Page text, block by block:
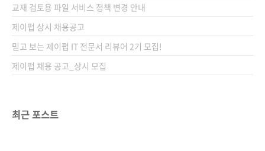
교재 검토용 파일 서비스 정책 변경 안내
제이펍 상시 채용공고
믿고 보는 제이펍 IT 전문서 리뷰어 2기 모집!
제이펍 채용 공고_상시 모집
최근 포스트